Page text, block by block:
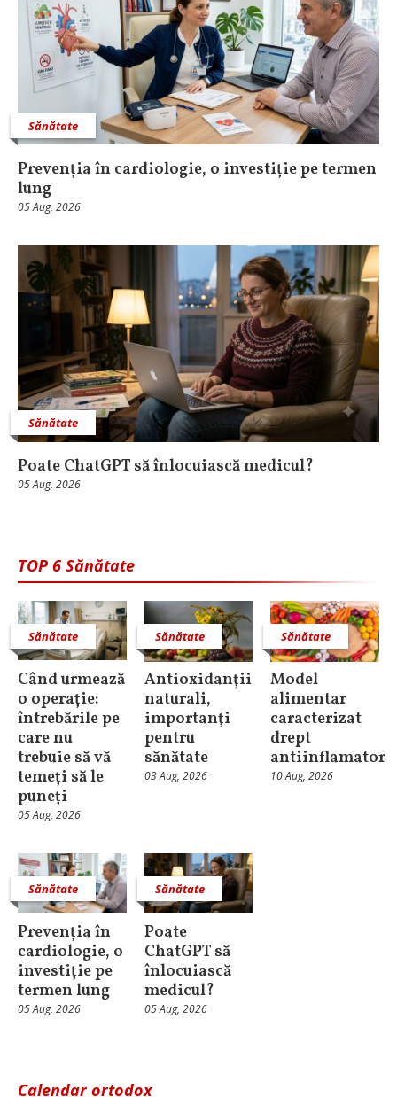
Sănătate
Prevenția în cardiologie, o investiție pe termen
lung
05 Aug, 2026
Sănătate
Poate ChatGPT să înlocuiască medicul?
05 Aug, 2026
TOP 6 Sănătate
Sănătate
Când urmează
o operație:
întrebările pe
care nu
trebuie să vă
temeți să le
puneți
05 Aug, 2026
Sănătate
Antioxidanţii
naturali,
importanţi
pentru
sănătate
03 Aug, 2026
Sănătate
Model
alimentar
caracterizat
drept
antiinflamator
10 Aug, 2026
Sănătate
Prevenția în
cardiologie, o
investiție pe
termen lung
05 Aug, 2026
Sănătate
Poate
ChatGPT să
înlocuiască
medicul?
05 Aug, 2026
Calendar ortodox